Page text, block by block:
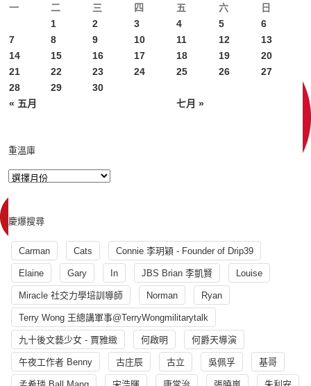
一 二 三 四 五 六 日
« 五月 七月 »
1 2 3 4 5
6
7
8 9 10 11 12
13
14
15 16 17 18 19
20
21
22 23 24 25 26
27
28
29 30
重溫庫
慶爆搜尋
Carman Cats Connie 李玥穎 - Founder of Drip39
Elaine Gary In JBS Brian 李凱賢 Louise
Miracle 社交力學培訓導師 Norman Ryan
Terry Wong 王總講軍事@TerryWongmilitarytalk
九十後文藝少女 - 賈雅緻 何啟明 何爵天導演
午夜工作者 Benny 古庄辰 古立 吳佩孚 基哥